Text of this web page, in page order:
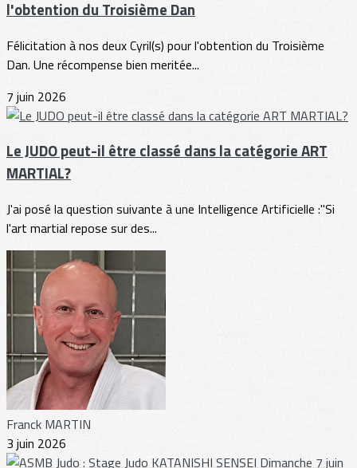
l'obtention du Troisième Dan
Félicitation à nos deux Cyril(s) pour l'obtention du Troisième
Dan. Une récompense bien meritée...
7 juin 2026
Le JUDO peut-il être classé dans la catégorie ART
MARTIAL?
J'ai posé la question suivante à une Intelligence Artificielle :"Si
l'art martial repose sur des...
Franck MARTIN
3 juin 2026